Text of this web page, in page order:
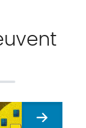
Suivant